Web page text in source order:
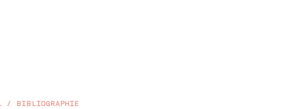
/ BIBLIOGRAPHIE